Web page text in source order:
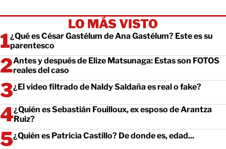
LO MÁS VISTO
¿Qué es César Gastélum de Ana Gastélum? Este es su
parentesco
Antes y después de Elize Matsunaga: Estas son FOTOS
reales del caso
¿El video filtrado de Naldy Saldaña es real o fake?
¿Quién es Sebastián Fouilloux, ex esposo de Arantza
Ruiz?
¿Quién es Patricia Castillo? De donde es, edad...